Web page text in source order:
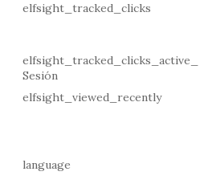
elfsight_tracked_clicks
elfsight_tracked_clicks_active_
Sesión
elfsight_viewed_recently
language